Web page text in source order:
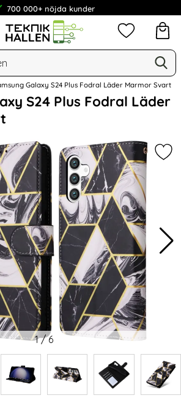
700 000+ nöjda kunder
Mina
Galaxy S24 Plus Fodral Läder Marmor Svart
S24 Plus Fodral Läder
1/6